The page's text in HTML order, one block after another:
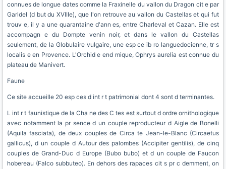
connues de longue dates comme la Fraxinelle du vallon du Dragon cit e par
Garidel (d but du XVIIIe), que l'on retrouve au vallon du Castellas et qui fut
trouv e, il y a une quarantaine d'ann es, entre Charleval et Cazan. Elle est
accompagn e du Dompte venin noir, et dans le vallon du Castellas
seulement, de la Globulaire vulgaire, une esp ce ib ro languedocienne, tr s
localis e en Provence. L'Orchid e end mique, Ophrys aurelia est connue du
plateau de Manivert.
Faune
Ce site accueille 20 esp ces d int r t patrimonial dont 4 sont d terminantes.
L int r t faunistique de la Cha ne des C tes est surtout d ordre ornithologique
avec notamment la pr sence d un couple reproducteur d Aigle de Bonelli
(Aquila fasciata), de deux couples de Circa te Jean-le-Blanc (Circaetus
gallicus), d un couple d Autour des palombes (Accipiter gentilis), de cinq
couples de Grand-Duc d Europe (Bubo bubo) et d un couple de Faucon
hobereau (Falco subbuteo). En dehors des rapaces cit s pr c demment, on